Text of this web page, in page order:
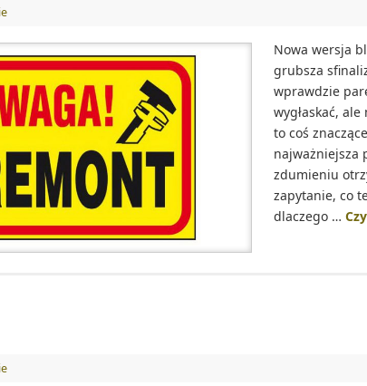
Nowa wersja
grubsza
wprawdzie
wygłaskać,
to coś
najważniejsza
zdumieniu
zapytanie, co
dlaczego …